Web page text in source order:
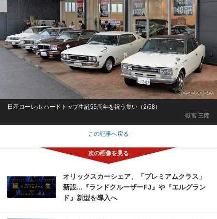
嶽宮 三郎
日産ローレル ハードトップ生誕55周年を祝う集い（2/58）
この記事へ戻る
オリックスカーシェア、「プレミアムクラス」
新設...『ランドクルーザーFJ』や『エルグラン
ド』新型を導入へ